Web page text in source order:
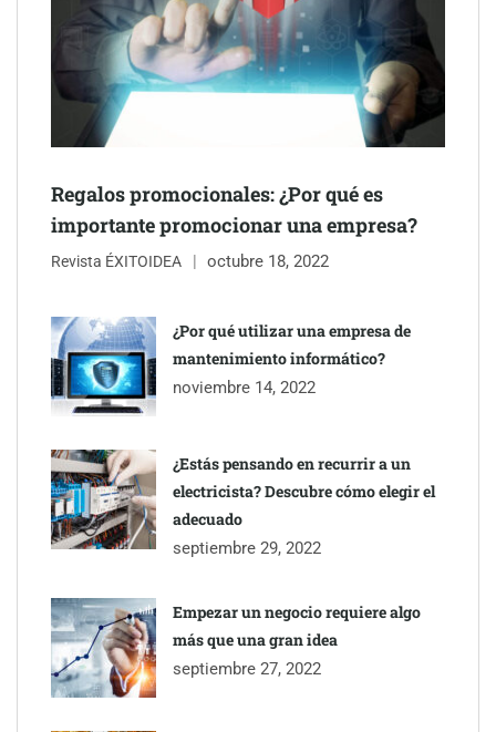
Última llamada: los destinos con las mayores caídas de precios
TBKids impulsa su expansión nacional con un modelo de
franquicia que redefine la educación tecnológica
Regalos promocionales: ¿Por qué es
importante promocionar una empresa?
Revista ÉXITOIDEA octubre 18, 2022
¿Por qué utilizar una empresa de
mantenimiento informático?
noviembre 14, 2022
¿Estás pensando en recurrir a un
electricista? Descubre cómo elegir el
adecuado
septiembre 29, 2022
Empezar un negocio requiere algo
más que una gran idea
septiembre 27, 2022